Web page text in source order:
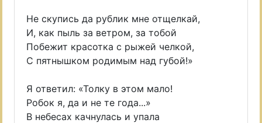
Не скупись да рублик мне отщелкай,
И, как пыль за ветром, за тобой
Побежит красотка с рыжей челкой,
С пятнышком родимым над губой!»
Я ответил: «Толку в этом мало!
Робок я, да и не те года...»
В небесах качнулась и упала